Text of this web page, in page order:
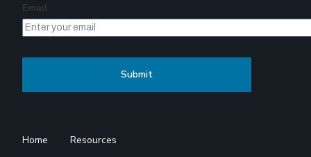
Email
Home
Resources